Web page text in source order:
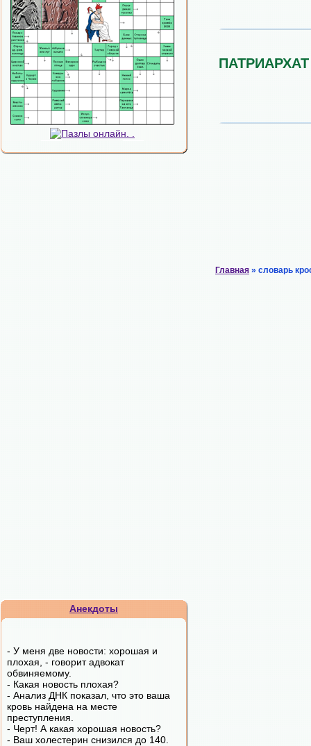
Анекдоты
- У меня две новости: хорошая и
плохая, - говорит адвокат
обвиняемому.
- Какая новость плохая?
- Анализ ДНК показал, что это ваша
кровь найдена на месте
преступления.
- Черт! А какая хорошая новость?
- Ваш холестерин снизился до 140.
ПАТРИАРХАТ
Главная » словарь